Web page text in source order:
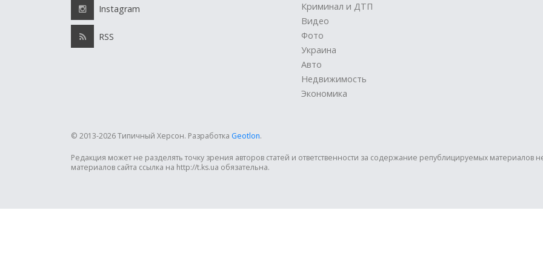
Instagram
RSS
Криминал и ДТП
Видео
Фото
Украина
Авто
Недвижимость
Экономика
© 2013-2026 Типичный Херсон. Разработка Geotlon.
Редакция может не разделять точку зрения авторов статей и ответственности за содержание републицируемых материалов
материалов сайта ссылка на http://t.ks.ua обязательна.